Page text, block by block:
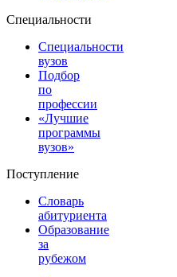
Специальности
Специальности
вузов
Подбор
по
профессии
«Лучшие
программы
вузов»
Поступление
Словарь
абитуриента
Образование
за
рубежом